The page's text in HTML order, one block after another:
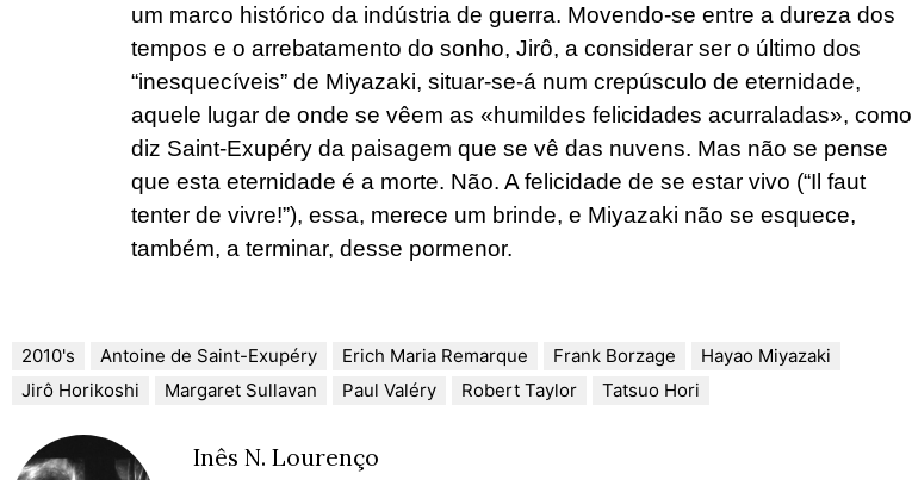
um marco histórico da indústria de guerra. Movendo-se entre a dureza dos
tempos e o arrebatamento do sonho, Jirô, a considerar ser o último dos
“inesquecíveis” de Miyazaki, situar-se-á num crepúsculo de eternidade,
aquele lugar de onde se vêem as «humildes felicidades acurraladas», como
diz Saint-Exupéry da paisagem que se vê das nuvens. Mas não se pense
que esta eternidade é a morte. Não. A felicidade de se estar vivo (“Il faut
tenter de vivre!”), essa, merece um brinde, e Miyazaki não se esquece,
também, a terminar, desse pormenor.
2010's Antoine de Saint-Exupéry Erich Maria Remarque Frank Borzage
Hayao Miyazaki
Jirô Horikoshi
Margaret Sullavan Paul Valéry Robert Taylor Tatsuo Hori
Inês N. Lourenço